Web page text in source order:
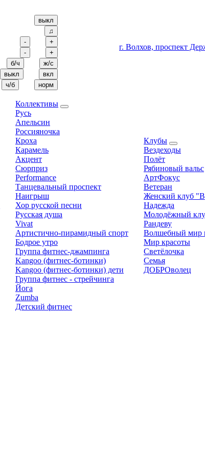
выкл
♫
- +
- +
б/ч ж/с
выкл вкл
ч/б норм
г. Волхов, проспект
Коллективы
Русь
Апельсин
Россияночка
Кроха
Карамель
Акцент
Сюрприз
Performance
Танцевальный проспект
Наигрыш
Хор русской песни
Русская душа
Vivat
Артистично-пирамидный спорт
Бодрое утро
Группа фитнес-джампинга
Kangoo (фитнес-ботинки)
Kangoo (фитнес-ботинки) дети
Группа фитнес - стрейчинга
Йога
Zumba
Детский фитнес
Клубы
Вездеходы
Полёт
Рябиновый вальс
АртФокус
Ветеран
Женский клуб
Надежда
Молодёжный
Рандеву
Волшебный мир
Мир красоты
Светёлочка
Семья
ДОБРОволец